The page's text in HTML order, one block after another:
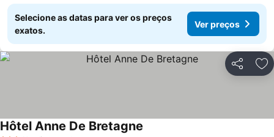
Selecione as datas para ver os preços
exatos.
Ver preços
Partilhar
Hôtel Anne De Bretagne